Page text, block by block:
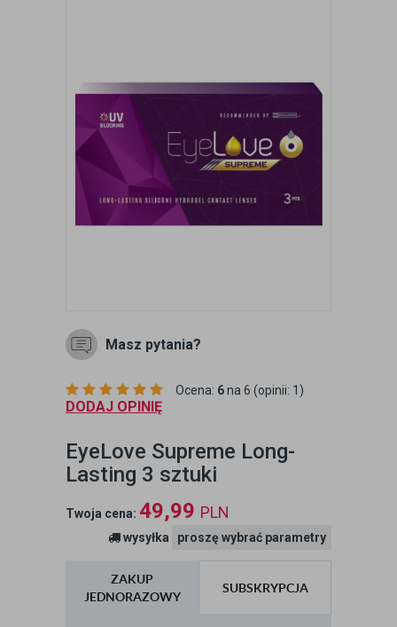
Masz pytania?
Ocena: 6na 6 (opinii: 1)
DODAJ OPINIĘ
EyeLove Supreme Long-
Lasting 3 sztuki
Twoja cena: 49,99 PLN
wysyłka proszę wybrać parametry
ZAKUP
JEDNORAZOWY
SUBSKRYPCJA